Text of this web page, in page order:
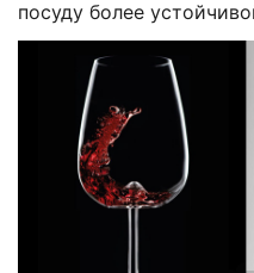
посуду более